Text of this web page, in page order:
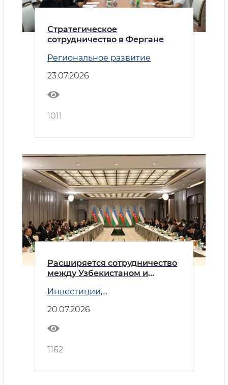
Стратегическое
сотрудничество в Фергане
Региональное развитие
23.07.2026
1011
Расширяется сотрудничество
между Узбекистаном и
Инвестиции,
20.07.2026
1162